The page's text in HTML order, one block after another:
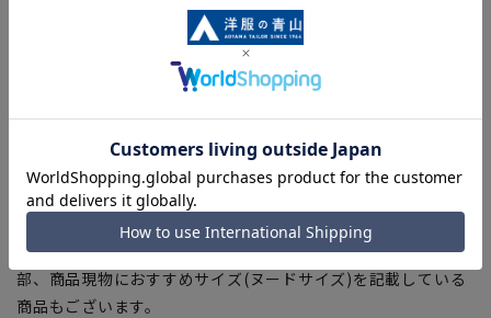
【商品に関するご注意】
■商品画像はサンプルのため、色味やサイズ等の仕様に変更が
ある場合がございますので、予めご了承ください。
■ゆとり感には個人差があります。サイズ表を確認の上、ご購
入の目安としてご利用ください。
■生地や仕様・デザインにより、着用感や実際のサイズ表に若
干の誤差が生じる場合がございます。予めご了承ください。
■サイズスペックは仕上がりサイズを記載しております。一
部、商品現物におすすめサイズ(ヌードサイズ)を記載している
商品もございます。